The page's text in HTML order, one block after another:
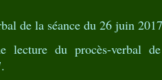
de la séance du 26 juin 2017
lecture du procès-verbal